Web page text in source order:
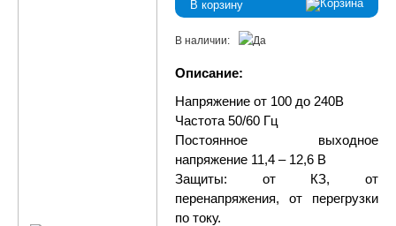
В корзину
В наличии:
Описание:
Напряжение от 100 до 240В
Частота 50/60 Гц
Постоянное выходное
напряжение 11,4 – 12,6 В
Защиты: от КЗ, от
перенапряжения, от перегрузки
по току.